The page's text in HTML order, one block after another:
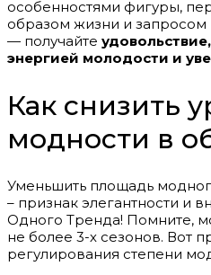
особенностями фигуры,
образом жизни и
— получайте
энергией молодости и
Как снизить
модности в
Уменьшить площадь
– признак элегантности и
Одного Тренда! Помните,
не более 3-х сезонов. Вот
регулирования степени